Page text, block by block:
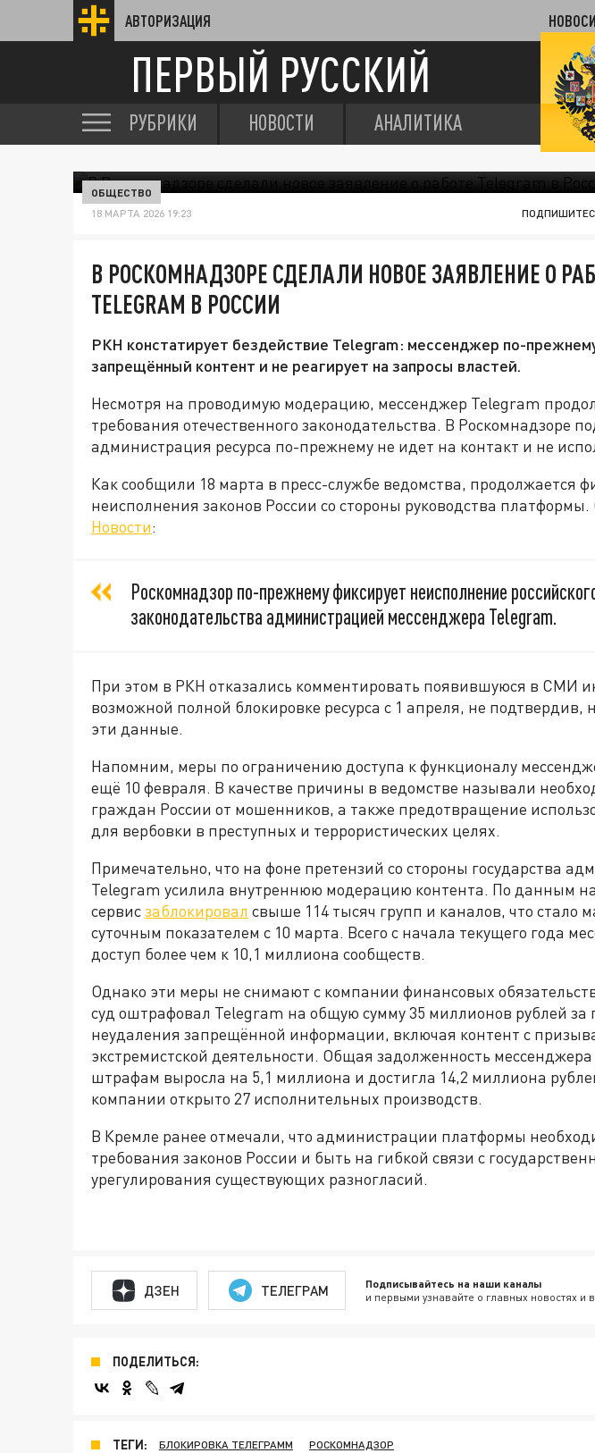
АВТОРИЗАЦИЯ
ПЕРВЫЙ РУССКИЙ
РУБРИКИ НОВОСТИ АНАЛИТИКА
ОБЩЕСТВО
18 МАРТА 2026 19:23
В РОСКОМНАДЗОРЕ СДЕЛАЛИ НОВОЕ ЗАЯВЛЕНИЕ О
TELEGRAM В РОССИИ
РКН констатирует бездействие Telegram: мессенджер по-
запрещённый контент и не реагирует на запросы властей.
Несмотря на проводимую модерацию, мессенджер Telegram
требования отечественного законодательства. В Роскомнадзоре
администрация ресурса по-прежнему не идет на контакт и не
Как сообщили 18 марта в пресс-службе ведомства, продолжается
неисполнения законов России со стороны руководства
Новости:
Роскомнадзор по-прежнему фиксирует неисполнение
законодательства администрацией мессенджера Telegram.
При этом в РКН отказались комментировать появившуюся в СМИ
возможной полной блокировке ресурса с 1 апреля, не подтвердив,
эти данные.
Напомним, меры по ограничению доступа к функционалу
ещё 10 февраля. В качестве причины в ведомстве называли
граждан России от мошенников, а также предотвращение
для вербовки в преступных и террористических целях.
Примечательно, что на фоне претензий со стороны государства
Telegram усилила внутреннюю модерацию контента. По данным
сервисзаблокировал свыше 114 тысяч групп и каналов, что стало
суточным показателем с 10 марта. Всего с начала текущего года
доступ более чем к 10,1 миллиона сообществ.
Однако эти меры не снимают с компании финансовых
суд оштрафовал Telegram на общую сумму 35 миллионов рублей за
неудаления запрещённой информации, включая контент с
экстремистской деятельности. Общая задолженность
штрафам выросла на 5,1 миллиона и достигла 14,2 миллиона
компании открыто 27 исполнительных производств.
В Кремле ранее отмечали, что администрации платформы
требования законов России и быть на гибкой связи с
урегулирования существующих разногласий.
ДЗЕН ТЕЛЕГРАМ Подписывайтесь на наши каналы
и первыми узнавайте о главных новостях и
ПОДЕЛИТЬСЯ:
ТЕГИ: БЛОКИРОВКА ТЕЛЕГРАММ РОСКОМНАДЗОР